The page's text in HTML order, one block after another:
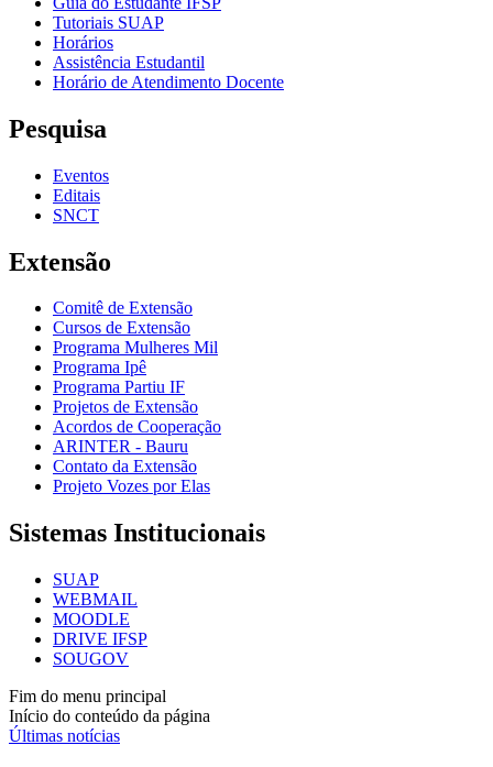
Tutoriais SUAP
Horários
Assistência Estudantil
Horário de Atendimento Docente
Pesquisa
Eventos
Editais
SNCT
Extensão
Comitê de Extensão
Cursos de Extensão
Programa Mulheres Mil
Programa Ipê
Programa Partiu IF
Projetos de Extensão
Acordos de Cooperação
ARINTER - Bauru
Contato da Extensão
Projeto Vozes por Elas
Sistemas Institucionais
SUAP
WEBMAIL
MOODLE
DRIVE IFSP
SOUGOV
Fim do menu principal
Início do conteúdo da página
Últimas notícias